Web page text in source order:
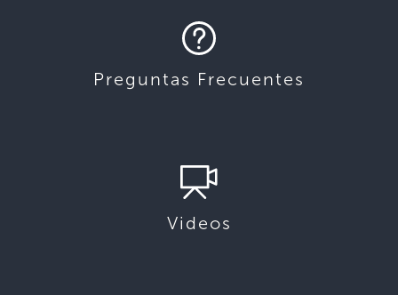
Preguntas Frecuentes
Videos